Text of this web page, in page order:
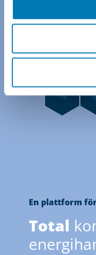
En plattform
Total